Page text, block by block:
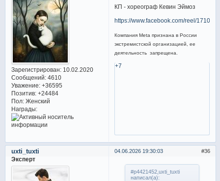
Зарегистрирован: 10.02.2020
Сообщений:4610
Уважение: +36595
Позитив: +24484
Пол:Женский
Награды:
КП - хореограф Кевин Эймоз
https://www.facebook.com/reel/
Компания Meta признана в России
экстремистской организацией, ее
деятельность запрещена.
+7
36
04.06.2026 19:30:03
uxti_tuxti
Эксперт
#p4421452,uxti_tuxti
написал(а):